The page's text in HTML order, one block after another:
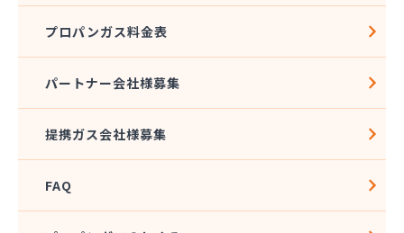
株式会社瀬尾本店
株式会社西城
株式会社石沢商店 プロパンガス充填所オートスタ
株式会社石澤商店 宇都宮営業所
株式会社島田
株式会社東親エルピーガス配送センター
プロパンガス料金表
パートナー会社様募集
提携ガス会社様募集
FAQ